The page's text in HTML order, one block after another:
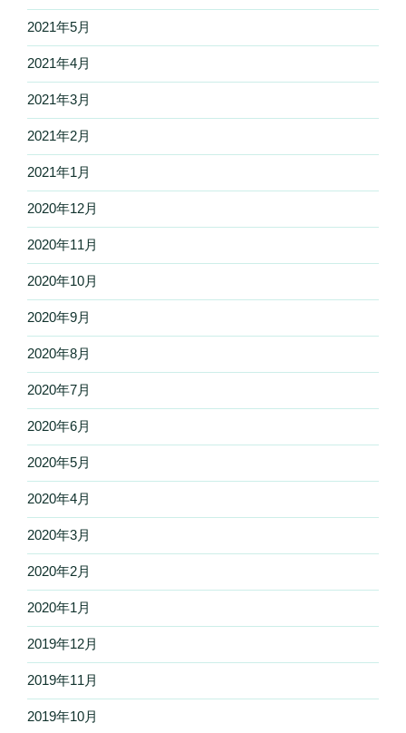
2021年5月
2021年4月
2021年3月
2021年2月
2021年1月
2020年12月
2020年11月
2020年10月
2020年9月
2020年8月
2020年7月
2020年6月
2020年5月
2020年4月
2020年3月
2020年2月
2020年1月
2019年12月
2019年11月
2019年10月